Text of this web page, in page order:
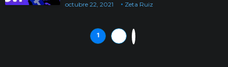
Zeta Ruiz
octubre 22, 2021
1 »